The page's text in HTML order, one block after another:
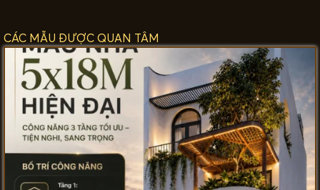
CÁC MẪU ĐƯỢC QUAN TÂM